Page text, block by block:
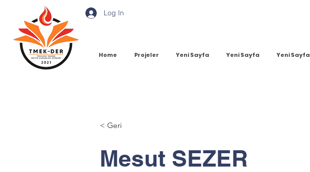
Log In
Home Projeler Yeni Sayfa Yeni Sayfa Yeni Sayfa
< Geri
Mesut SEZER